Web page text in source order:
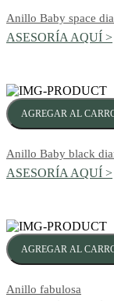
Anillo Baby space
ASESORÍA AQUÍ >
AGREGAR AL
Anillo Baby black
ASESORÍA AQUÍ >
AGREGAR AL
Anillo fabulosa